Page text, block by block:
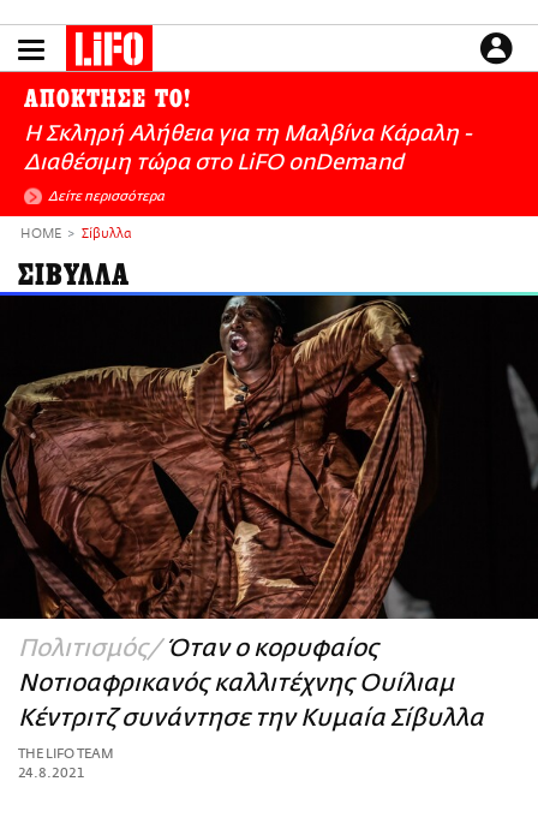
το
LIFO SHOP
NEWSLETTER
ΜΙΚΡΟΠΡΑΓΜΑΤΑ
THE GOOD LIFO
LIFOLAND
CITY GUIDE
ΑΜΠΑ
PRINT
ΕΙΔΗΣΕΙΣ
CULTURE
ΑΠΟΨΕΙΣ
ΤΡΟΠΟΣ ΖΩΗΣ
PODCASTS
Plus
ΑΠΟΚΤΗΣΕ ΤΟ!
Η Σκληρή Αλήθεια για τη Μαλβίνα Κάραλη -
Διαθέσιμη τώρα στo LiFO onDemand
Δείτε περισσότερα
HOME Σίβυλλα
ΣΙΒΥΛΛΑ
Πολιτισμός Όταν ο κορυφαίος
Νοτιοαφρικανός καλλιτέχνης Ουίλιαμ
Κέντριτζ συνάντησε την Κυμαία Σίβυλλα
THE LIFO TEAM
24.8.2021